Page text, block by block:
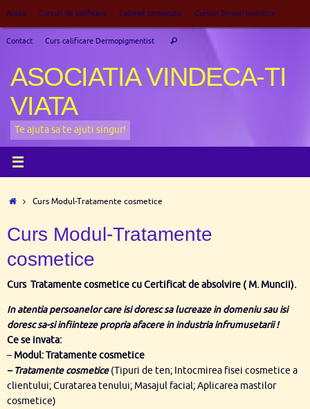
conținut
Acasa Cursuri de calificare Cabinet terapeutic Cursuri Terapii Holistice
Contact Curs calificare Dermopigmentist Caută
ASOCIATIA VINDECA-TI
VIATA
Te ajuta sa te ajuti singur!
PrimaCurs Modul-Tratamente cosmetice
Curs Modul-Tratamente
cosmetice
Curs Tratamente cosmetice cu Certificat de absolvire ( M. Muncii).
In atentia persoanelor care isi doresc sa lucreaze in domeniu sau isi
doresc sa-si infiinteze propria afacere in industria infrumusetarii !
Ce se invata:
– Modul: Tratamente cosmetice
– Tratamente cosmetice (Tipuri de ten; Intocmirea fisei cosmetice a
clientului; Curatarea tenului; Masajul facial; Aplicarea mastilor
cosmetice)